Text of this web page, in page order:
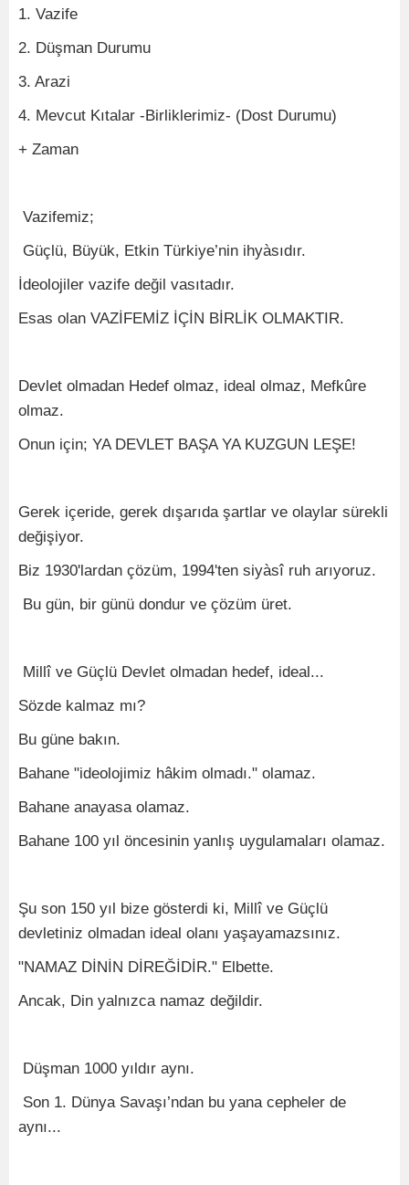
1. Vazife
2. Düşman Durumu
3. Arazi
4. Mevcut Kıtalar -Birliklerimiz- (Dost Durumu)
+ Zaman
Vazifemiz;
Güçlü, Büyük, Etkin Türkiye’nin ihyàsıdır.
İdeolojiler vazife değil vasıtadır.
Esas olan VAZİFEMİZ İÇİN BİRLİK OLMAKTIR.
Devlet olmadan Hedef olmaz, ideal olmaz, Mefkûre
olmaz.
Onun için; YA DEVLET BAŞA YA KUZGUN LEŞE!
Gerek içeride, gerek dışarıda şartlar ve olaylar sürekli
değişiyor.
Biz 1930'lardan çözüm, 1994'ten siyàsî ruh arıyoruz.
Bu gün, bir günü dondur ve çözüm üret.
Millî ve Güçlü Devlet olmadan hedef, ideal...
Sözde kalmaz mı?
Bu güne bakın.
Bahane "ideolojimiz hâkim olmadı." olamaz.
Bahane anayasa olamaz.
Bahane 100 yıl öncesinin yanlış uygulamaları olamaz.
Şu son 150 yıl bize gösterdi ki, Millî ve Güçlü
devletiniz olmadan ideal olanı yaşayamazsınız.
"NAMAZ DİNİN DİREĞİDİR." Elbette.
Ancak, Din yalnızca namaz değildir.
Düşman 1000 yıldır aynı.
Son 1. Dünya Savaşı’ndan bu yana cepheler de
aynı...